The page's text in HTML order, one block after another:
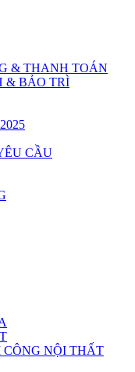
& THANH TOÁN
& BẢO TRÌ
CẦU
NỘI THẤT